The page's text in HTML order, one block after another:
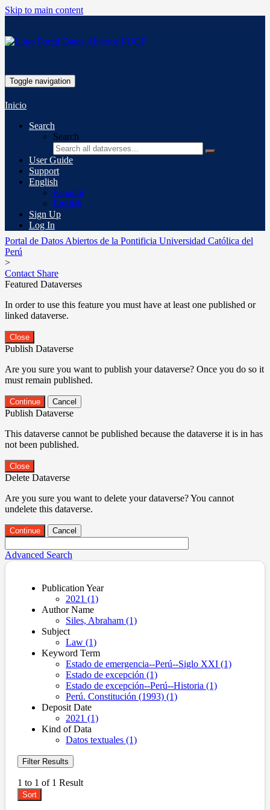
Skip to main content
Toggle navigation
Inicio
Search
Search
User Guide
Support
English
Español
English
Sign Up
Log In
Portal de Datos Abiertos de la Pontificia Universidad Católica del
Perú
>
Contact Share
Featured Dataverses
In order to use this feature you must have at least one published or
linked dataverse.
Close
Publish Dataverse
Are you sure you want to publish your dataverse? Once you do so it
must remain published.
Continue Cancel
Publish Dataverse
This dataverse cannot be published because the dataverse it is in has
not been published.
Close
Delete Dataverse
Are you sure you want to delete your dataverse? You cannot
undelete this dataverse.
Continue Cancel
Advanced Search
Publication Year
2021 (1)
Author Name
Siles, Abraham (1)
Subject
Law (1)
Keyword Term
Estado de emergencia--Perú--Siglo XXI (1)
Estado de excepción (1)
Estado de excepción--Perú--Historia (1)
Perú. Constitución (1993) (1)
Deposit Date
2021 (1)
Kind of Data
Datos textuales (1)
Filter Results
1 to 1 of 1 Result
Sort